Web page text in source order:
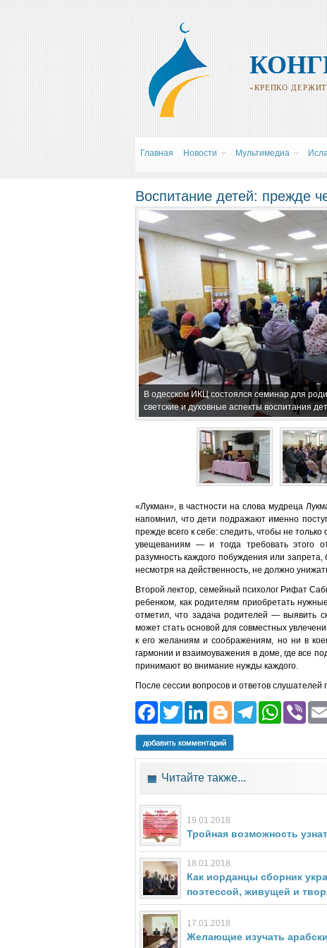
«КРЕПКО
Главная Новости Мультимедиа
Воспитание детей: прежде
В одесском ИКЦ состоялся семинар для
светские и духовные аспекты воспитания
«Лукман», в частности на слова мудреца
напомнил, что дети подражают именно
прежде всего к себе: следить, чтобы не
увещеваниям — и тогда требовать этого
разумность каждого побуждения или
несмотря на действенность, не должно
Второй лектор, семейный психолог Рифат
ребенком, как родителям приобретать
отметил, что задача родителей — выявить
может стать основой для совместных
к его желаниям и соображениям, но ни в
гармонии и взаимоуважения в доме, где все
принимают во внимание нужды каждого.
После сессии вопросов и ответов слушателей
Facebook
Twitter
LinkedIn
Blogger
добавить комментарий
Читайте также...
19.01.2018
Тройная возможность
18.01.2018
Как иорданцы сборник
поэтессой, живущей и
17.01.2018
Желающие изучать